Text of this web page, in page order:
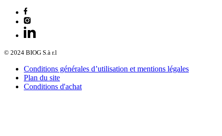
© 2024 BIOG S.à r.l
Conditions générales d’utilisation et mentions légales
Plan du site
Conditions d'achat